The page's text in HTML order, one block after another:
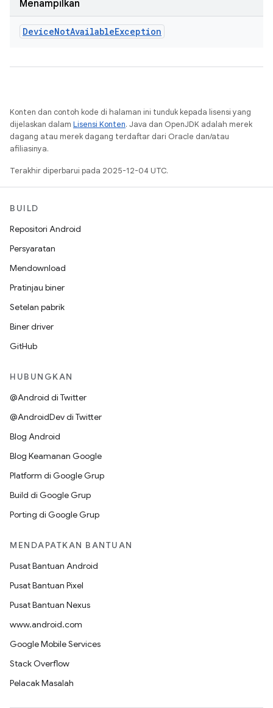
Menampilkan
DeviceNotAvailableException
Konten dan contoh kode di halaman ini tunduk kepada lisensi yang
dijelaskan dalam Lisensi Konten. Java dan OpenJDK adalah merek
dagang atau merek dagang terdaftar dari Oracle dan/atau
afiliasinya.
Terakhir diperbarui pada 2025-12-04 UTC.
BUILD
Repositori Android
Persyaratan
Mendownload
Pratinjau biner
Setelan pabrik
Biner driver
GitHub
HUBUNGKAN
@Android di Twitter
@AndroidDev di Twitter
Blog Android
Blog Keamanan Google
Platform di Google Grup
Build di Google Grup
Porting di Google Grup
MENDAPATKAN BANTUAN
Pusat Bantuan Android
Pusat Bantuan Pixel
Pusat Bantuan Nexus
www.android.com
Google Mobile Services
Stack Overflow
Pelacak Masalah